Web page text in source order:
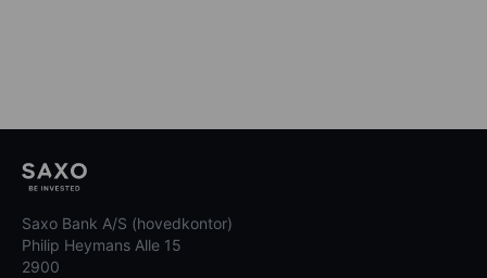
Saxo Bank A/S (hovedkontor)
Philip Heymans Alle 15
2900